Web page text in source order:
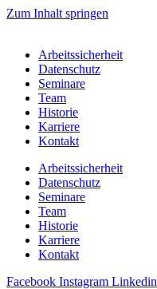
Zum Inhalt springen
Arbeitssicherheit
Datenschutz
Seminare
Team
Historie
Karriere
Kontakt
Arbeitssicherheit
Datenschutz
Seminare
Team
Historie
Karriere
Kontakt
Facebook Instagram Linkedin